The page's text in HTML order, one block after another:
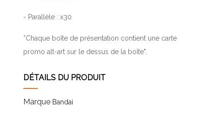
- Parallèle : x30
*Chaque boîte de présentation contient une carte
promo alt-art sur le dessus de la boîte".
DÉTAILS DU PRODUIT
Marque Bandai